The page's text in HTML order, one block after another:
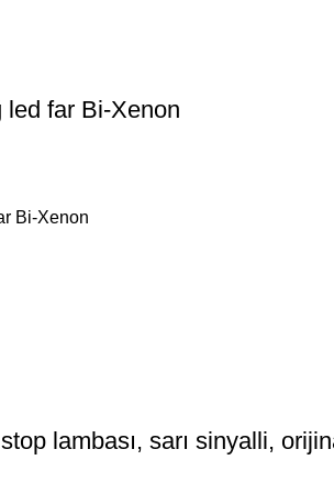
far Bi-Xenon
Bi-Xenon
lambası, sarı sinyalli,